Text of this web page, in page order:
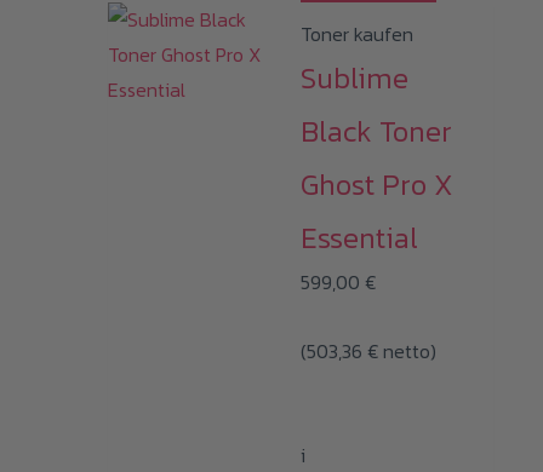
Toner kaufen
Sublime
Black Toner
Ghost Pro X
Essential
599,00 €
(503,36 € netto)
i